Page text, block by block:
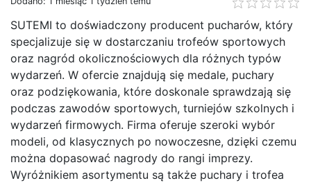
SUTEMI to doświadczony producent pucharów, który
specjalizuje się w dostarczaniu trofeów sportowych
oraz nagród okolicznościowych dla różnych typów
wydarzeń. W ofercie znajdują się medale, puchary
oraz podziękowania, które doskonale sprawdzają się
podczas zawodów sportowych, turniejów szkolnych i
wydarzeń firmowych. Firma oferuje szeroki wybór
modeli, od klasycznych po nowoczesne, dzięki czemu
można dopasować nagrody do rangi imprezy.
Wyróżnikiem asortymentu są także puchary i trofea